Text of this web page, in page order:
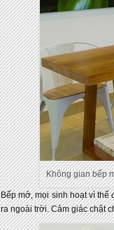
Không gian bếp
Bếp mở, mọi sinh hoạt vì thế
ra ngoài trời. Cảm giác chật